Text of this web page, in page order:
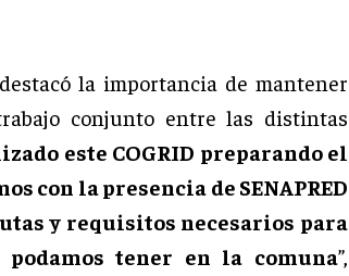
destacó la importancia de mantener
conjunto entre las distintas
este COGRID preparando el
con la presencia de SENAPRED
y requisitos necesarios para
tener en la comuna”,